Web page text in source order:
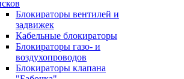
Блокираторы вентилей и
задвижек
Кабельные блокираторы
Блокираторы газо- и
воздухопроводов
Блокираторы клапана